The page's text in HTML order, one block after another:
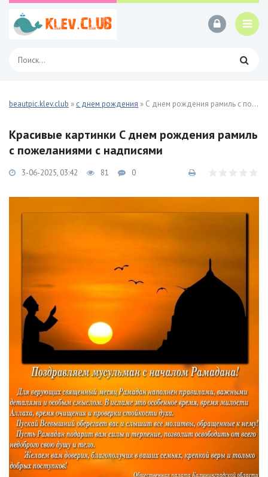
beautpic.klev.club » с днем рождения » С днем рождения рамиль с пожеланиями 27 фото
Красивые картинки С днем рождения рамиль
с пожеланиями с надписями
3-06-2025, 03:42 81 0